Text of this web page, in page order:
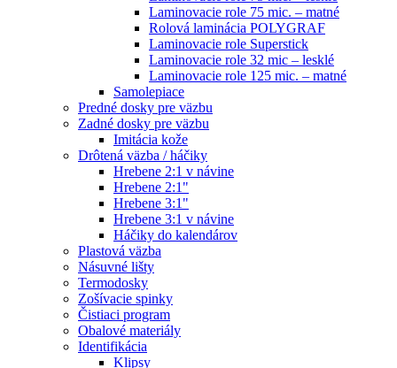
Laminovacie role 75 mic. – matné
Rolová laminácia POLYGRAF
Laminovacie role Superstick
Laminovacie role 32 mic – lesklé
Laminovacie role 125 mic. – matné
Samolepiace
Predné dosky pre väzbu
Zadné dosky pre väzbu
Imitácia kože
Drôtená väzba / háčiky
Hrebene 2:1 v návine
Hrebene 2:1"
Hrebene 3:1"
Hrebene 3:1 v návine
Háčiky do kalendárov
Plastová väzba
Násuvné lišty
Termodosky
Zošívacie spinky
Čistiaci program
Obalové materiály
Identifikácia
Klipsy